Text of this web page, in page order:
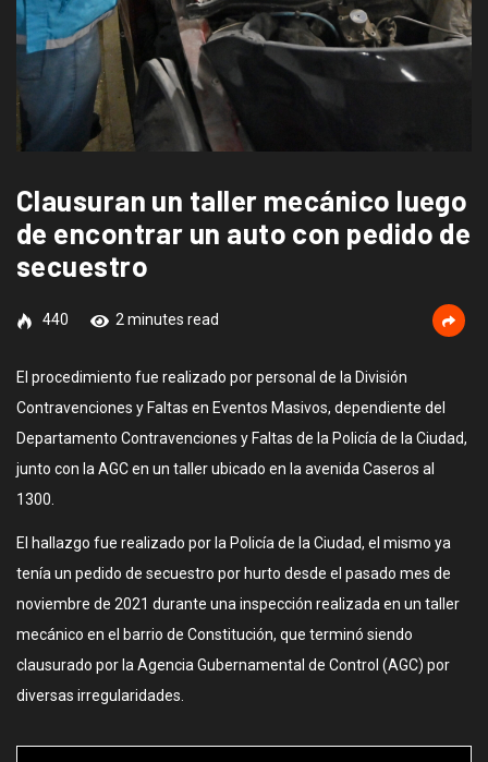
Clausuran un taller mecánico luego
de encontrar un auto con pedido de
secuestro
440 2 minutes read
El procedimiento fue realizado por personal de la División
Contravenciones y Faltas en Eventos Masivos, dependiente del
Departamento Contravenciones y Faltas de la Policía de la Ciudad,
junto con la AGC en un taller ubicado en la avenida Caseros al
1300.
El hallazgo fue realizado por la Policía de la Ciudad, el mismo ya
tenía un pedido de secuestro por hurto desde el pasado mes de
noviembre de 2021 durante una inspección realizada en un taller
mecánico en el barrio de Constitución, que terminó siendo
clausurado por la Agencia Gubernamental de Control (AGC) por
diversas irregularidades.